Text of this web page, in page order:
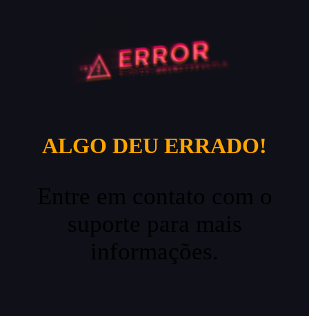
ALGO DEU ERRADO!
Entre em contato com o
suporte para mais
informações.